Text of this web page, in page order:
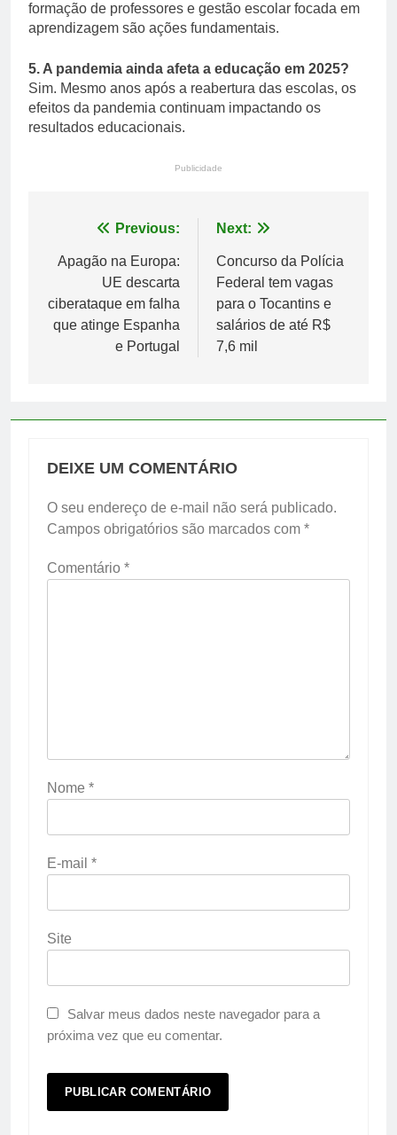
formação de professores e gestão escolar focada em
aprendizagem são ações fundamentais.
5. A pandemia ainda afeta a educação em 2025?
Sim. Mesmo anos após a reabertura das escolas, os
efeitos da pandemia continuam impactando os
resultados educacionais.
Publicidade
Navegação
de
Post
Previous:
Apagão na Europa:
UE descarta
ciberataque em falha
que atinge Espanha
e Portugal
Next:
Concurso da Polícia
Federal tem vagas
para o Tocantins e
salários de até R$
7,6 mil
DEIXE UM COMENTÁRIO
O seu endereço de e-mail não será publicado.
Campos obrigatórios são marcados com *
Comentário *
Nome *
E-mail *
Site
Salvar meus dados neste navegador para a
próxima vez que eu comentar.